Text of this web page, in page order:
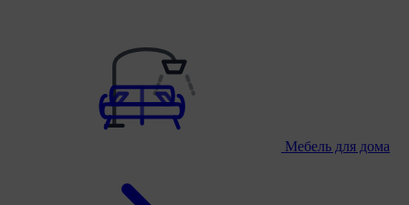
Мебель для дома